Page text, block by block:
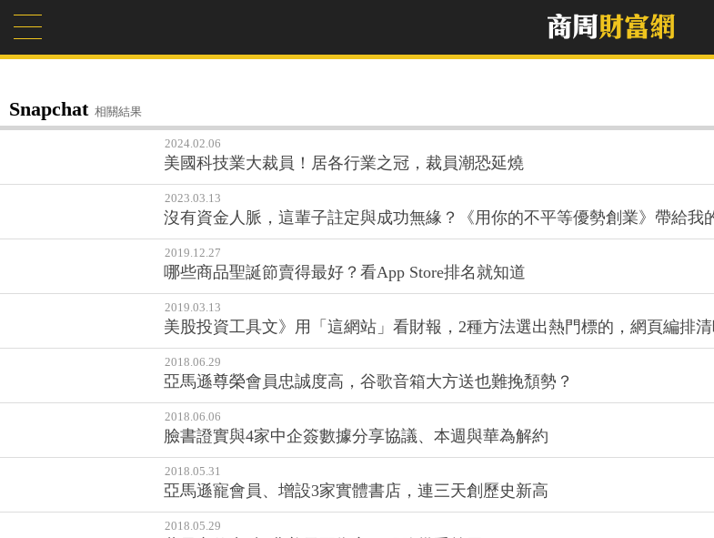
Snapchat 相關結果
2024.02.06
美國科技業大裁員！居各行業之冠，裁員潮恐延燒
2023.03.13
沒有資金人脈，這輩子註定與成功無緣？《用你的不平等優勢創業》帶給我
2019.12.27
哪些商品聖誕節賣得最好？看App Store排名就知道
2019.03.13
美股投資工具文》用「這網站」看財報，2種方法選出熱門標的，網頁編排
2018.06.29
亞馬遜尊榮會員忠誠度高，谷歌音箱大方送也難挽頹勢？
2018.06.06
臉書證實與4家中企簽數據分享協議、本週與華為解約
2018.05.31